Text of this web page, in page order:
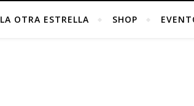
LA OTRA ESTRELLA SHOP